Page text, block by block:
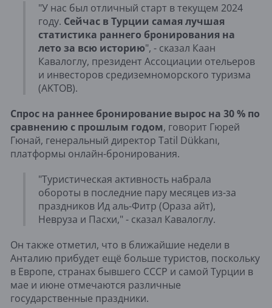
"У нас был отличный старт в текущем 2024
году. Сейчас в Турции самая лучшая
статистика раннего бронирования на
лето за всю историю", - сказал Каан
Кавалоглу, президент Ассоциации отельеров
и инвесторов средиземноморского туризма
(AKTOB).
Спрос на раннее бронирование вырос на 30 % по
сравнению с прошлым годом, говорит Гюрей
Гюнай, генеральный директор Tatil Dükkanı,
платформы онлайн-бронирования.
"Туристическая активность набрала
обороты в последние пару месяцев из-за
праздников Ид аль-Фитр (Ораза айт),
Невруза и Пасхи," - сказал Кавалоглу.
Он также отметил, что в ближайшие недели в
Анталию прибудет ещё больше туристов, поскольку
в Европе, странах бывшего СССР и самой Турции в
мае и июне отмечаются различные
государственные праздники.